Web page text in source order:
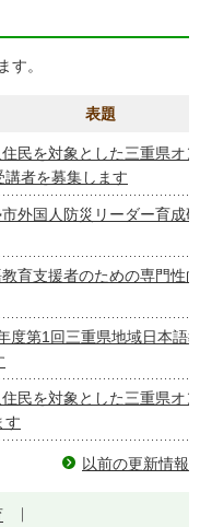
す。
表題
民を対象とした三重県オ
者を募集します
市外国人防災リーダー育成
教育支援者のための専門性
度第1回三重県地域日本語
民を対象とした三重県オ
す
以前の更新情報